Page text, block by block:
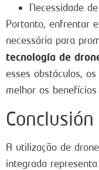
Necessidade
Portanto, enfrentar
necessária para
tecnología de
esses obstáculos,
melhor os
Conclusión
A utilização de
integrada